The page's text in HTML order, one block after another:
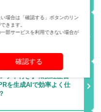
所の選び方、自己PRと
プト付き】職務経歴書
を生成AIで効率よく仕
場合は「確認する」ボタンのリン
きます。
部サービスを利用できない場合が
確認する